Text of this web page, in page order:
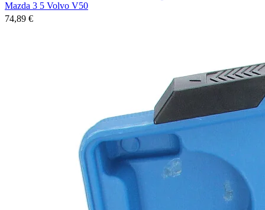
Mazda 3 5 Volvo V50
74,89 €